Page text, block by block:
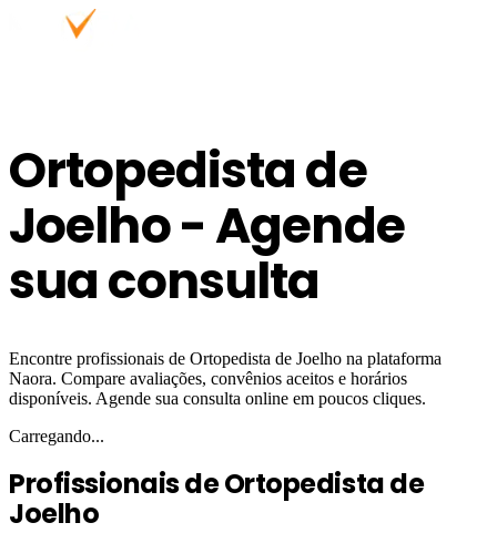
Ortopedista de
Joelho - Agende
sua consulta
Encontre profissionais de Ortopedista de Joelho na plataforma
Naora. Compare avaliações, convênios aceitos e horários
disponíveis. Agende sua consulta online em poucos cliques.
Carregando...
Profissionais de Ortopedista de
Joelho